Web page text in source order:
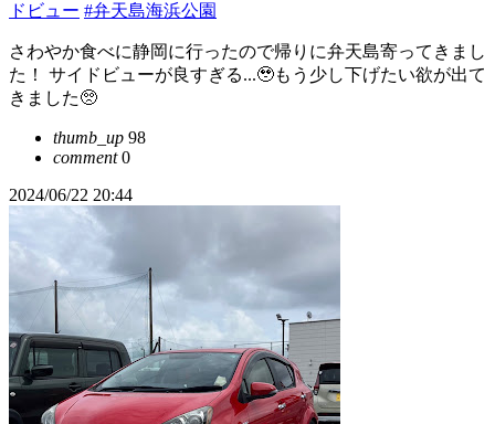
ドビュー #弁天島海浜公園
さわやか食べに静岡に行ったので帰りに弁天島寄ってきまし
た！ サイドビューが良すぎる...🥹もう少し下げたい欲が出て
きました🥺
thumb_up 98
comment0
2024/06/22 20:44